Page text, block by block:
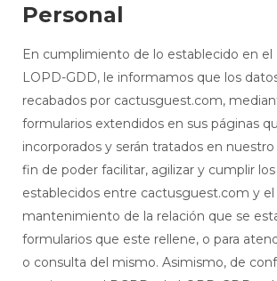
Personal
En cumplimiento de lo establecido en el
LOPD-GDD, le informamos que los
recabados por cactusguest.com,
formularios extendidos en sus páginas
incorporados y serán tratados en
fin de poder facilitar, agilizar y cumplir
establecidos entre cactusguest.com y el
mantenimiento de la relación que se
formularios que este rellene, o para
o consulta del mismo. Asimismo, de